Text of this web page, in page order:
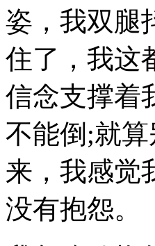
姿，我双腿
住了，我这
信念支撑着
不能倒;就
来，我感觉
没有抱怨。